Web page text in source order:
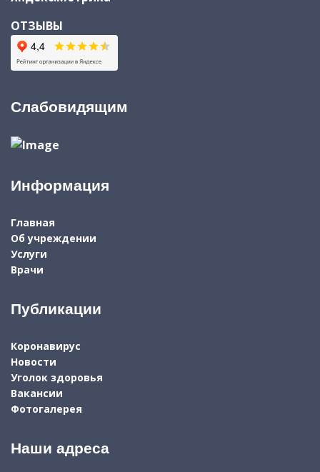
ОТЗЫВЫ
Слабовидящим
Информация
Главная
Об учреждении
Услуги
Врачи
Публикации
Коронавирус
Новости
Уголок здоровья
Вакансии
Фотогалерея
Наши адреса